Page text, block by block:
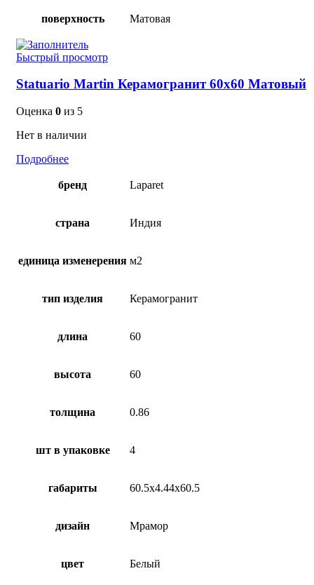
поверхность Матовая
Быстрый просмотр
Statuario Martin Керамогранит 60х60 Матовый
Оценка 0 из 5
Нет в наличии
Подробнее
бренд Laparet
страна Индия
единица изменерения м2
тип изделия Керамогранит
длина 60
высота 60
толщина 0.86
шт в упаковке 4
габариты 60.5х4.44х60.5
дизайн Мрамор
цвет Белый